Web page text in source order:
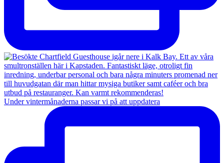
Under vintermånaderna passar vi på att uppdatera